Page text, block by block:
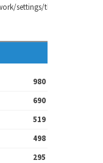
settings/theme-
980
690
519
498
295